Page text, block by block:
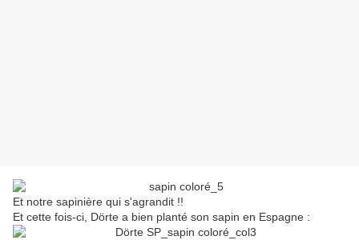
Et notre sapinière qui s'agrandit !!
Et cette fois-ci, Dörte a bien planté son sapin en Espagne :